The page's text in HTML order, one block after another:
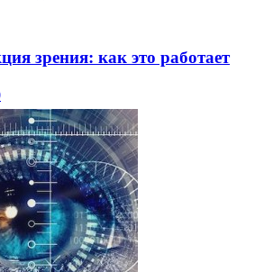
зрения: как это работает